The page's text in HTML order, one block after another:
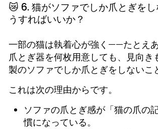
😿 6. 猫がソファでしか爪とぎを
うすればいいか？
一部の猫は執着心が強く——たとえ
爪とぎ器を何枚用意しても、見向き
製のソファでしか爪とぎをしないこ
これは次の理由からです。
ソファの爪とぎ感が「猫の爪の
慣になっている。